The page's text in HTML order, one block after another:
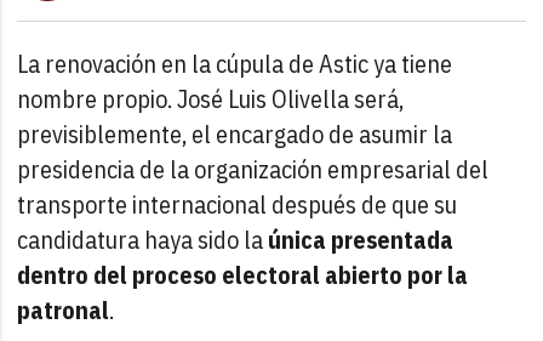
La renovación en la cúpula de Astic ya tiene
nombre propio. José Luis Olivella será,
previsiblemente, el encargado de asumir la
presidencia de la organización empresarial del
transporte internacional después de que su
candidatura haya sido laúnica presentada
dentro del proceso electoral abierto por la
patronal.